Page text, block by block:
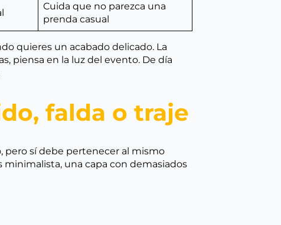
Cuida que no parezca una
prenda casual
quieres un acabado delicado. La
piensa en la luz del evento. De día
falda o traje
pero sí debe pertenecer al mismo
minimalista, una capa con demasiados